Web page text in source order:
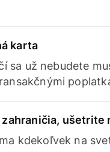
karta
sa už nebudete
ušetrite
kdekoľvek na